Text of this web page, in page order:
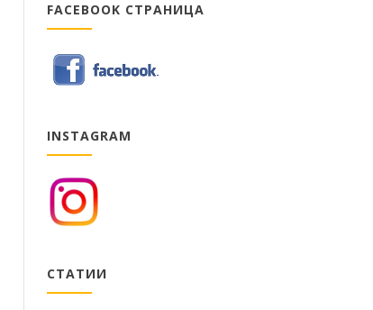
FACEBOOK СТРАНИЦА
INSTAGRAM
СТАТИИ